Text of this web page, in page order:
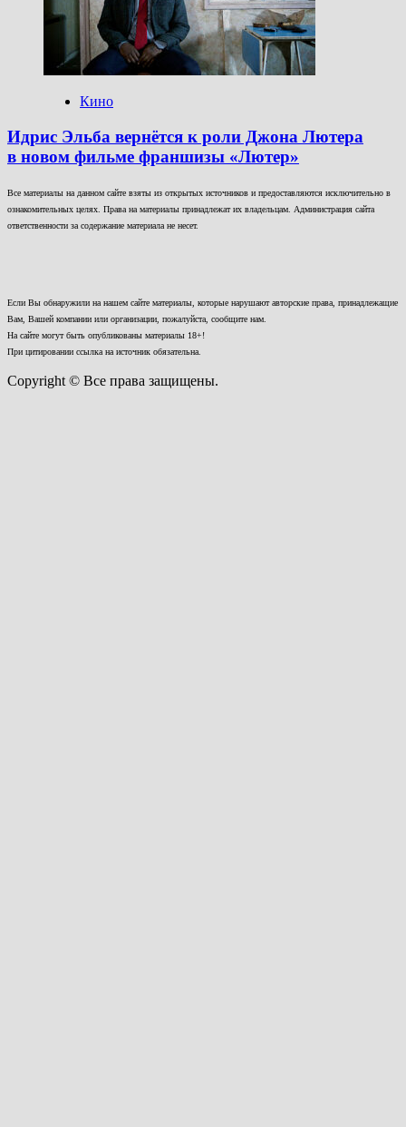
Кино
Идрис Эльба вернётся к роли Джона Лютера
в новом фильме франшизы «Лютер»
Все материалы на данном сайте взяты из открытых источников и предоставляются исключительно в
ознакомительных целях. Права на материалы принадлежат их владельцам. Администрация сайта
ответственности за содержание материала не несет.
Если Вы обнаружили на нашем сайте материалы, которые нарушают авторские права, принадлежащие
Вам, Вашей компании или организации, пожалуйста, сообщите нам.
На сайте могут быть опубликованы материалы 18+!
При цитировании ссылка на источник обязательна.
Copyright © Все права защищены.